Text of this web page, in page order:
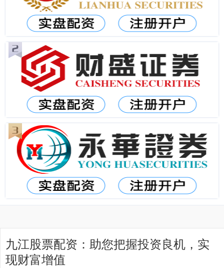
九江股票配资：助您把握投资良机，实
现财富增值